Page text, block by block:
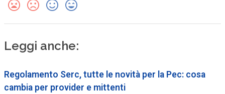
Leggi anche:
Regolamento Serc, tutte le novità per la Pec: cosa
cambia per provider e mittenti